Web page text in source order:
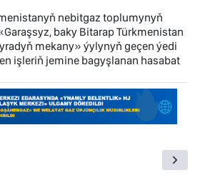
nebitgaz toplumynyň
baky Bitarap Türkmenistan
mekany» ýylynyň geçen ýedi
işleriň jemine bagyşlanan hasabat